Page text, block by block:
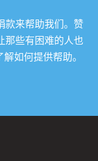
款来帮助我们。赞
那些有困难的人也
如何提供帮助。